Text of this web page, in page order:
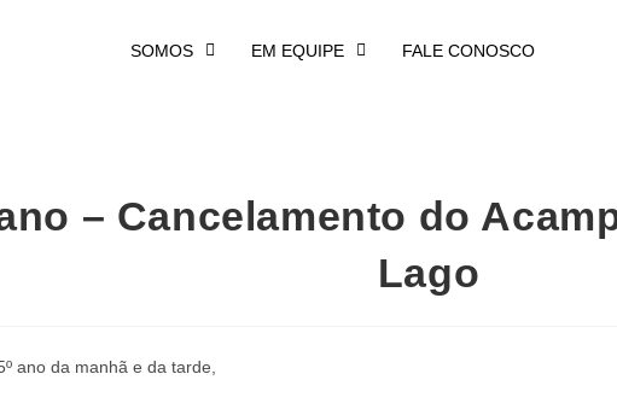
SOMOS EM EQUIPE FALE CONOSCO
ano – Cancelamento do
Lago
ano da manhã e da tarde,